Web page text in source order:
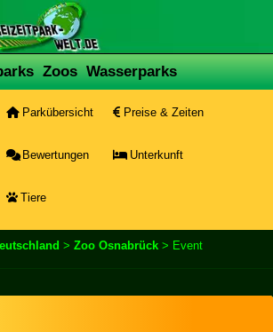
Zoos Wasserparks
Parkübersicht Preise & Zeiten
Bewertungen Unterkunft
Tiere
> Zoo Osnabrück > Event